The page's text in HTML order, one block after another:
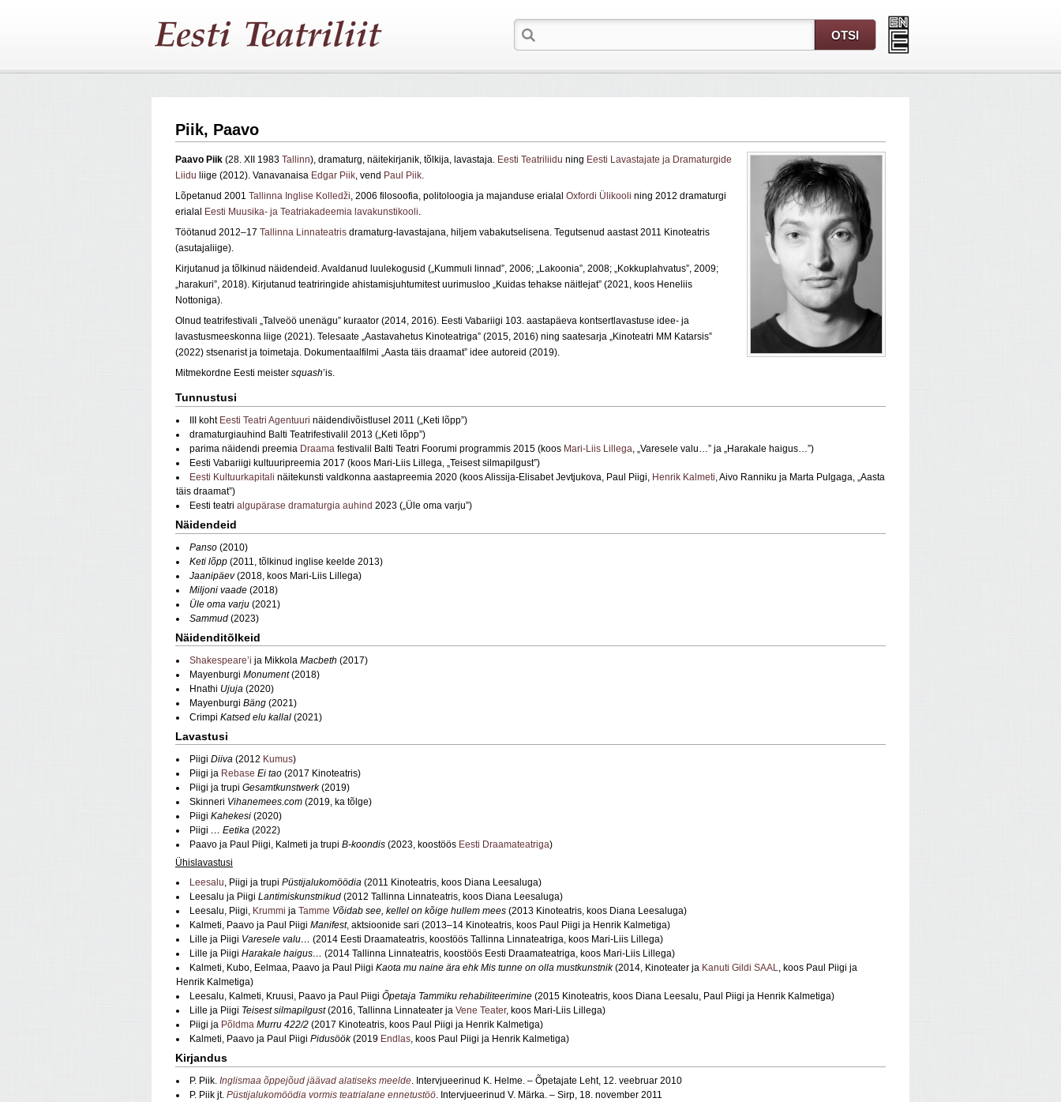
Piik, Paavo
Paavo Piik (28. XII 1983 Tallinn), dramaturg, näitekirjanik, tõlkija, lavastaja. Eesti Teatriliidu ning Eesti Lavastajate ja Dramaturgide
Liidu liige (2012). Vanavanaisa Edgar Piik, vend Paul Piik.
Lõpetanud 2001 Tallinna Inglise Kolledži, 2006 filosoofia, politoloogia ja majanduse erialal Oxfordi Ülikooli ning 2012 dramaturgi
erialal Eesti Muusika- ja Teatriakadeemia lavakunstikooli.
Töötanud 2012–17 Tallinna Linnateatris dramaturg-lavastajana, hiljem vabakutselisena. Tegutsenud aastast 2011 Kinoteatris
(asutajaliige).
Kirjutanud ja tõlkinud näidendeid. Avaldanud luulekogusid („Kummuli linnad”, 2006; „Lakoonia”, 2008; „Kokkuplahvatus”, 2009;
„harakuri”, 2018). Kirjutanud teatriringide ahistamisjuhtumitest uurimusloo „Kuidas tehakse näitlejat” (2021, koos Heneliis
Nottoniga).
Olnud teatrifestivali „Talveöö unenägu” kuraator (2014, 2016). Eesti Vabariigi 103. aastapäeva kontsertlavastuse idee- ja
lavastusmeeskonna liige (2021). Telesaate „Aastavahetus Kinoteatriga” (2015, 2016) ning saatesarja „Kinoteatri MM Katarsis”
(2022) stsenarist ja toimetaja. Dokumentaalfilmi „Aasta täis draamat” idee autoreid (2019).
Mitmekordne Eesti meister squash’is.
Tunnustusi
III koht Eesti Teatri Agentuuri näidendivõistlusel 2011 („Keti lõpp”)
dramaturgiauhind Balti Teatrifestivalil 2013 („Keti lõpp”)
parima näidendi preemia Draama festivalil Balti Teatri Foorumi programmis 2015 (koos Mari-Liis Lillega, „Varesele valu…” ja „Harakale haigus…”)
Eesti Vabariigi kultuuripreemia 2017 (koos Mari-Liis Lillega, „Teisest silmapilgust”)
Eesti Kultuurkapitali näitekunsti valdkonna aastapreemia 2020 (koos Alissija-Elisabet Jevtjukova, Paul Piigi, Henrik Kalmeti, Aivo Ranniku ja Marta Pulgaga, „Aasta
täis draamat”)
Eesti teatri algupärase dramaturgia auhind 2023 („Üle oma varju”)
Näidendeid
Panso (2010)
Keti lõpp (2011, tõlkinud inglise keelde 2013)
Jaanipäev(2018, koos Mari-Liis Lillega)
Miljoni vaade (2018)
Üle oma varju (2021)
Sammud (2023)
Näidenditõlkeid
Shakespeare’i ja Mikkola Macbeth (2017)
Mayenburgi Monument(2018)
Hnathi Ujuja (2020)
Mayenburgi Bäng (2021)
Crimpi Katsed elu kallal (2021)
Lavastusi
Piigi Diiva (2012 Kumus)
Piigi ja Rebase Ei tao (2017 Kinoteatris)
Piigi ja trupi Gesamtkunstwerk(2019)
Skinneri Vihanemees.com (2019, ka tõlge)
Piigi Kahekesi (2020)
Piigi … Eetika (2022)
Paavo ja Paul Piigi, Kalmeti ja trupi B-koondis (2023, koostöös Eesti Draamateatriga)
Ühislavastusi
Leesalu, Piigi ja trupi Püstijalukomöödia (2011 Kinoteatris, koos Diana Leesaluga)
Leesalu ja Piigi Lantimiskunstnikud (2012 Tallinna Linnateatris, koos Diana Leesaluga)
Leesalu, Piigi, Krummi ja Tamme Võidab see, kellel on kõige hullem mees (2013 Kinoteatris, koos Diana Leesaluga)
Kalmeti, Paavo ja Paul Piigi Manifest, aktsioonide sari (2013–14 Kinoteatris, koos Paul Piigi ja Henrik Kalmetiga)
Lille ja Piigi Varesele valu… (2014 Eesti Draamateatris, koostöös Tallinna Linnateatriga, koos Mari-Liis Lillega)
Lille ja Piigi Harakale haigus… (2014 Tallinna Linnateatris, koostöös Eesti Draamateatriga, koos Mari-Liis Lillega)
Kalmeti, Kubo, Eelmaa, Paavo ja Paul Piigi Kaota mu naine ära ehk Mis tunne on olla mustkunstnik(2014, Kinoteater ja Kanuti Gildi SAAL, koos Paul Piigi ja
Henrik Kalmetiga)
Leesalu, Kalmeti, Kruusi, Paavo ja Paul Piigi Õpetaja Tammiku rehabiliteerimine (2015 Kinoteatris, koos Diana Leesalu, Paul Piigi ja Henrik Kalmetiga)
Lille ja Piigi Teisest silmapilgust(2016, Tallinna Linnateater ja Vene Teater, koos Mari-Liis Lillega)
Piigi ja Põldma Murru 422/2 (2017 Kinoteatris, koos Paul Piigi ja Henrik Kalmetiga)
Kalmeti, Paavo ja Paul Piigi Pidusöök(2019 Endlas, koos Paul Piigi ja Henrik Kalmetiga)
Kirjandus
P. Piik. Inglismaa õppejõud jäävad alatiseks meelde. Intervjueerinud K. Helme. – Õpetajate Leht, 12. veebruar 2010
P. Piik jt. Püstijalukomöödia vormis teatrialane ennetustöö. Intervjueerinud V. Märka. – Sirp, 18. november 2011